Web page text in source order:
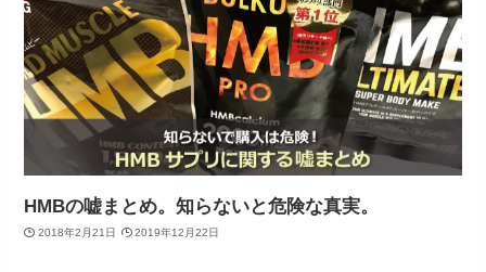
HMBの嘘まとめ。知らないと危険な真実。
2018年2月21日 2019年12月22日